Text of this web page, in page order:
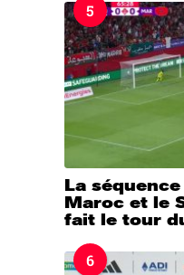
5
La
Maroc et le
fait le tour
6